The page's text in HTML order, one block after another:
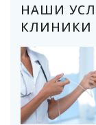
НАШИ
КЛИНИКИ